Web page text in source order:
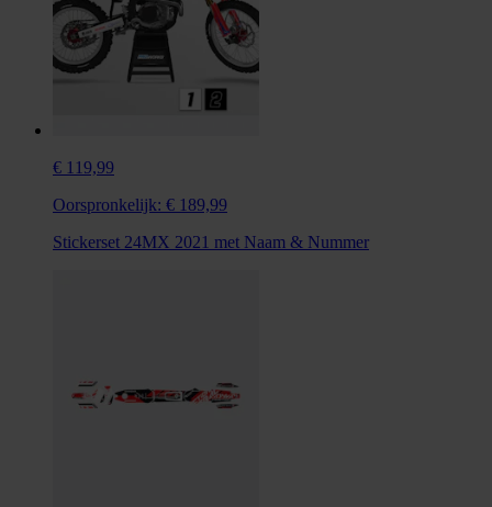
€ 119,99
Oorspronkelijk: € 189,99
Stickerset 24MX 2021 met Naam & Nummer